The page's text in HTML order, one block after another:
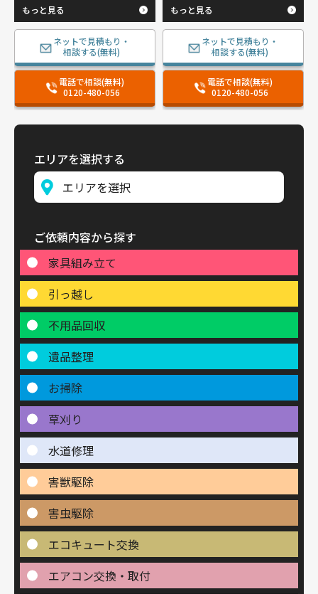
もっと見る
ネットで見積もり・
相談する(無料)
電話で相談(無料)
0120-480-056
もっと見る
ネットで見積もり・
相談する(無料)
電話で相談(無料)
0120-480-056
エリアを選択する
ご依頼内容から探す
家具組み立て
引っ越し
不用品回収
遺品整理
お掃除
草刈り
水道修理
害獣駆除
害虫駆除
エコキュート交換
エアコン交換・取付